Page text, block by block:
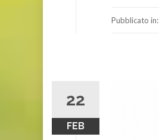
Pubblicato in:
22
FEB